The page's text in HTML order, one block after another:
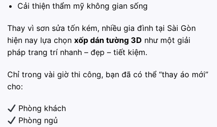
Cải thiện thẩm mỹ không gian sống
Thay vì sơn sửa tốn kém, nhiều gia đình tại Sài Gòn
hiện nay lựa chọn xốp dán tường 3D như một giải
pháp trang trí nhanh – đẹp – tiết kiệm.
Chỉ trong vài giờ thi công, bạn đã có thể “thay áo mới”
cho:
Phòng khách
Phòng ngủ